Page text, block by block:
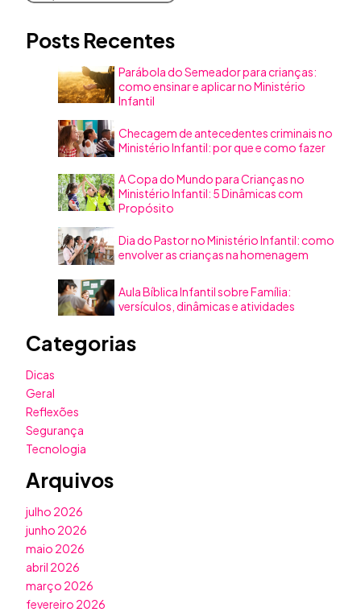
Posts Recentes
Parábola do Semeador para crianças:
como ensinar e aplicar no Ministério
Infantil
Checagem de antecedentes criminais no
Ministério Infantil: por que e como fazer
A Copa do Mundo para Crianças no
Ministério Infantil: 5 Dinâmicas com
Propósito
Dia do Pastor no Ministério Infantil: como
envolver as crianças na homenagem
Aula Bíblica Infantil sobre Família:
versículos, dinâmicas e atividades
Categorias
Dicas
Geral
Reflexões
Segurança
Tecnologia
Arquivos
julho 2026
junho 2026
maio 2026
abril 2026
março 2026
fevereiro 2026